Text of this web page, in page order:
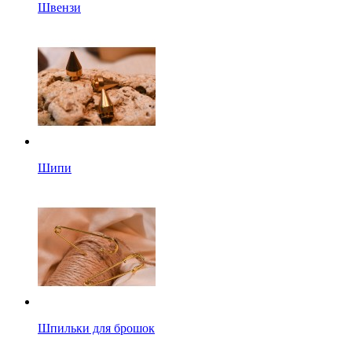
Швензи
Шипи
Шпильки для брошок